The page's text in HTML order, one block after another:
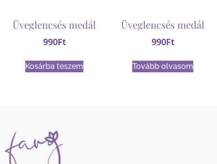
Üveglencsés medál
990Ft
Kosárba teszem
Üveglencsés medál
990Ft
Tovább olvasom